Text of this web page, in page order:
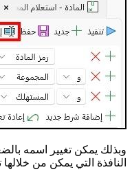
وبذلك يمكن تغيير اسمه
النافذة التي يمكن من خلالها